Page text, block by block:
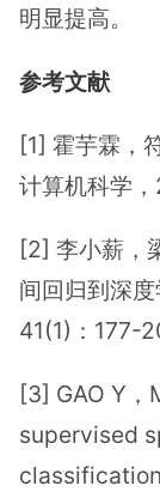
明显提高。
参考文献
[1] 霍芋霖，
计算机科学
[2] 李小薪，
间回归到深
41(1)：177-
[3] GAO Y，
supervised